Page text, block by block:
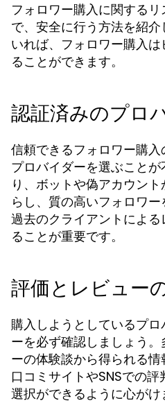
フォロワー購入に関する
で、安全に行う方法を紹
いれば、フォロワー購入
ることができます。
認証済みのプロ
信頼できるフォロワー購
プロバイダーを選ぶこと
り、ボットや偽アカウン
らし、質の高いフォロワー
過去のクライアントによ
ることが重要です。
評価とレビュー
購入しようとしているプ
ーを必ず確認しましょう
ーの体験談から得られる情
口コミサイトやSNSでの
選択ができるように心がけ